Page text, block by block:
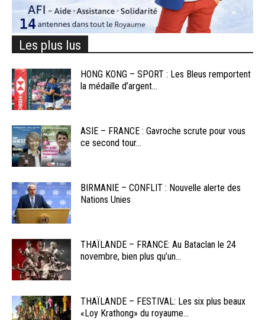
Les plus lus
HONG KONG – SPORT : Les Bleus remportent
la médaille d’argent...
ASIE – FRANCE : Gavroche scrute pour vous
ce second tour...
BIRMANIE – CONFLIT : Nouvelle alerte des
Nations Unies
THAÏLANDE – FRANCE: Au Bataclan le 24
novembre, bien plus qu’un...
THAÏLANDE – FESTIVAL: Les six plus beaux
«Loy Krathong» du royaume...